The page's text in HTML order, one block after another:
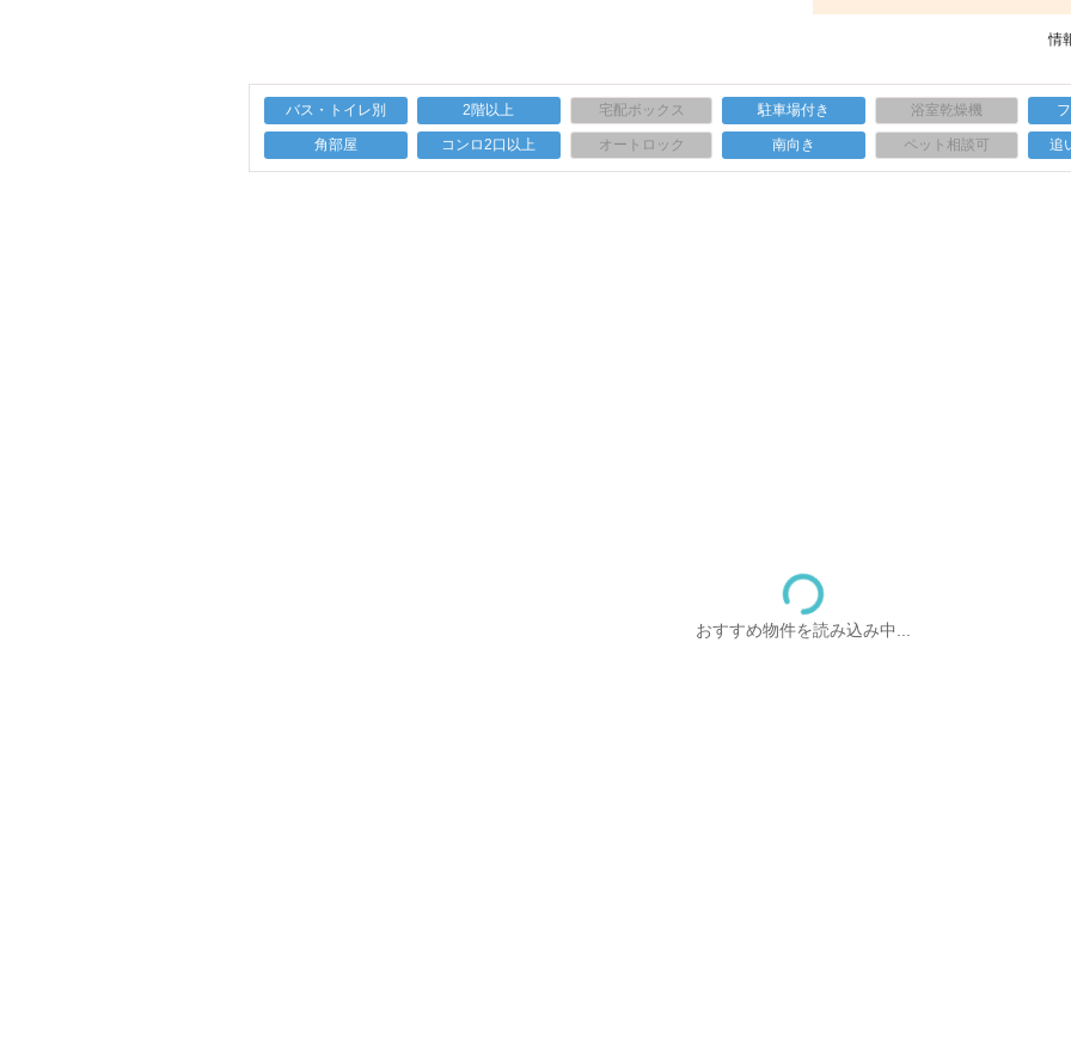
情
バス・トイレ別 2階以上 宅配ボックス 駐車場付き 浴室乾燥機
角部屋 コンロ2口以上 オートロック 南向き ペット相談可 追
おすすめ物件を読み込み中...